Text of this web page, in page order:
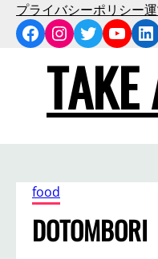
プライバシーポリシー
Facebook
Instagram
Twitter
food